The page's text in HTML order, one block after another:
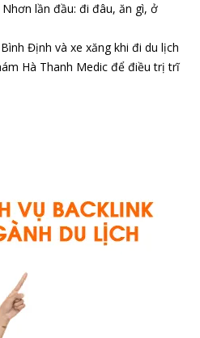
lần đầu: đi đâu, ăn gì, ở
Định và xe xăng khi đi du lịch
Hà Thanh Medic để điều trị trĩ